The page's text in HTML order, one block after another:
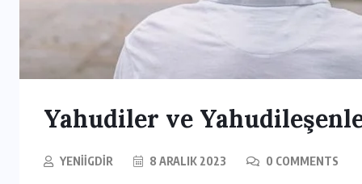
Yahudiler ve
YENIIGDIR 8 ARALIK 2023 0 COMMENTS